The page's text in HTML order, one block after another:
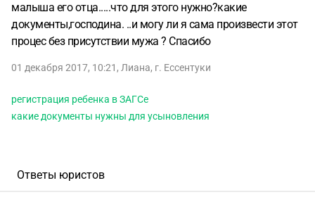
малыша его отца.....что для этого нужно?какие
документы,господина. ..и могу ли я сама произвести этот
процес без присутствии мужа ? Спасибо
01 декабря 2017, 10:21 , Лиана, г. Ессентуки
регистрация ребенка в ЗАГСе
какие документы нужны для усыновления
Ответы юристов